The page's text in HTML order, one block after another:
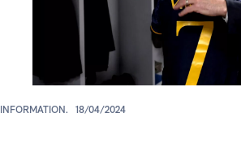
INFORMATION. 18/04/2024